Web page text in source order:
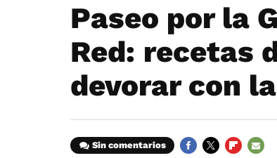
Paseo por la
Red: recetas
devorar con
Sin comentarios